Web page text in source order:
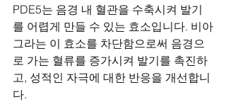
PDE5는 음경 내 혈관을 수축시켜 발기
를 어렵게 만들 수 있는 효소입니다. 비아
그라는 이 효소를 차단함으로써 음경으
로 가는 혈류를 증가시켜 발기를 촉진하
고, 성적인 자극에 대한 반응을 개선합니
다.